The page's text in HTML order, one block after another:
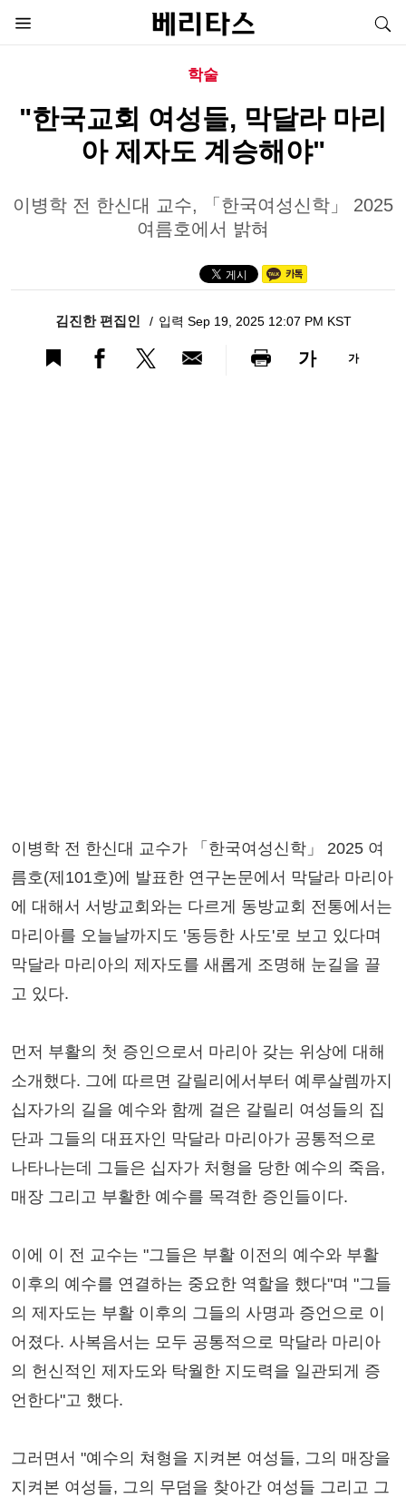
학술
"한국교회 여성들, 막달라 마리
아 제자도 계승해야"
이병학 전 한신대 교수, 「한국여성신학」 2025
여름호에서 밝혀
김진한 편집인 입력 Sep 19, 2025 12:07 PM KST
가 가
이병학 전 한신대 교수가 「한국여성신학」 2025 여
름호(제101호)에 발표한 연구논문에서 막달라 마리아
에 대해서 서방교회와는 다르게 동방교회 전통에서는
마리아를 오늘날까지도 '동등한 사도'로 보고 있다며
막달라 마리아의 제자도를 새롭게 조명해 눈길을 끌
고 있다.
먼저 부활의 첫 증인으로서 마리아 갖는 위상에 대해
소개했다. 그에 따르면 갈릴리에서부터 예루살렘까지
십자가의 길을 예수와 함께 걸은 갈릴리 여성들의 집
단과 그들의 대표자인 막달라 마리아가 공통적으로
나타나는데 그들은 십자가 처형을 당한 예수의 죽음,
매장 그리고 부활한 예수를 목격한 증인들이다.
이에 이 전 교수는 "그들은 부활 이전의 예수와 부활
이후의 예수를 연결하는 중요한 역할을 했다"며 "그들
의 제자도는 부활 이후의 그들의 사명과 증언으로 이
어졌다. 사복음서는 모두 공통적으로 막달라 마리아
의 헌신적인 제자도와 탁월한 지도력을 일관되게 증
언한다"고 했다.
그러면서 "예수의 쳐형을 지켜본 여성들, 그의 매장을
지켜본 여성들, 그의 무덤을 찾아간 여성들 그리고 그